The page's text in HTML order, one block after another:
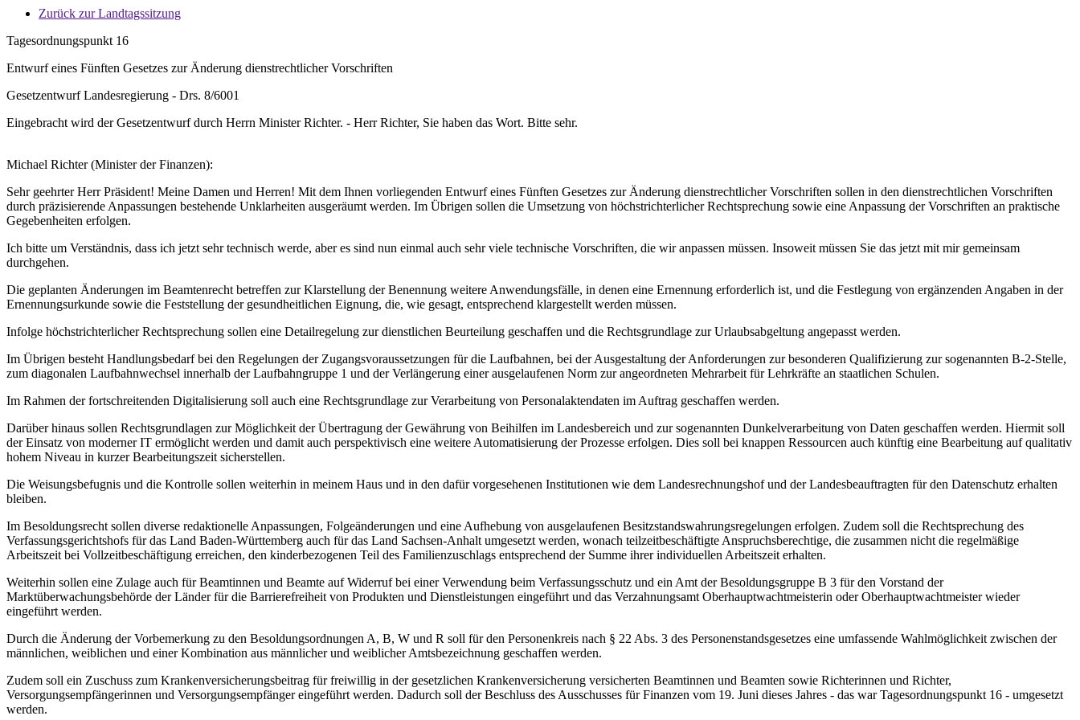
Zurück zur Landtagssitzung
Tagesordnungspunkt 16
Entwurf eines Fünften Gesetzes zur Änderung dienstrechtlicher Vorschriften
Gesetzentwurf Landesregierung - Drs. 8/6001
Eingebracht wird der Gesetzentwurf durch Herrn Minister Richter. - Herr Richter, Sie haben das Wort. Bitte sehr.
Michael Richter (Minister der Finanzen):
Sehr geehrter Herr Präsident! Meine Damen und Herren! Mit dem Ihnen vorliegenden Entwurf eines Fünften Gesetzes zur Änderung dienstrechtlicher Vorschriften sollen in den dienstrechtlichen Vorschriften
durch präzisierende Anpassungen bestehende Unklarheiten ausgeräumt werden. Im Übrigen sollen die Umsetzung von höchstrichterlicher Rechtsprechung sowie eine Anpassung der Vorschriften an praktische
Gegebenheiten erfolgen.
Ich bitte um Verständnis, dass ich jetzt sehr technisch werde, aber es sind nun einmal auch sehr viele technische Vorschriften, die wir anpassen müssen. Insoweit müssen Sie das jetzt mit mir gemeinsam
durchgehen.
Die geplanten Änderungen im Beamtenrecht betreffen zur Klarstellung der Benennung weitere Anwendungsfälle, in denen eine Ernennung erforderlich ist, und die Festlegung von ergänzenden Angaben in der
Ernennungsurkunde sowie die Feststellung der gesundheitlichen Eignung, die, wie gesagt, entsprechend klargestellt werden müssen.
Infolge höchstrichterlicher Rechtsprechung sollen eine Detailregelung zur dienstlichen Beurteilung geschaffen und die Rechtsgrundlage zur Urlaubsabgeltung angepasst werden.
Im Übrigen besteht Handlungsbedarf bei den Regelungen der Zugangsvoraussetzungen für die Laufbahnen, bei der Ausgestaltung der Anforderungen zur besonderen Qualifizierung zur sogenannten B-2-Stelle,
zum diagonalen Laufbahnwechsel innerhalb der Laufbahngruppe 1 und der Verlängerung einer ausgelaufenen Norm zur angeordneten Mehrarbeit für Lehrkräfte an staatlichen Schulen.
Im Rahmen der fortschreitenden Digitalisierung soll auch eine Rechtsgrundlage zur Verarbeitung von Personalaktendaten im Auftrag geschaffen werden.
Darüber hinaus sollen Rechtsgrundlagen zur Möglichkeit der Übertragung der Gewährung von Beihilfen im Landesbereich und zur sogenannten Dunkelverarbeitung von Daten geschaffen werden. Hiermit soll
der Einsatz von moderner IT ermöglicht werden und damit auch perspektivisch eine weitere Automatisierung der Prozesse erfolgen. Dies soll bei knappen Ressourcen auch künftig eine Bearbeitung auf qualitativ
hohem Niveau in kurzer Bearbeitungszeit sicherstellen.
Die Weisungsbefugnis und die Kontrolle sollen weiterhin in meinem Haus und in den dafür vorgesehenen Institutionen wie dem Landesrechnungshof und der Landesbeauftragten für den Datenschutz erhalten
bleiben.
Im Besoldungsrecht sollen diverse redaktionelle Anpassungen, Folgeänderungen und eine Aufhebung von ausgelaufenen Besitzstandswahrungsregelungen erfolgen. Zudem soll die Rechtsprechung des
Verfassungsgerichtshofs für das Land Baden-Württemberg auch für das Land Sachsen-Anhalt umgesetzt werden, wonach teilzeitbeschäftigte Anspruchsberechtige, die zusammen nicht die regelmäßige
Arbeitszeit bei Vollzeitbeschäftigung erreichen, den kinderbezogenen Teil des Familienzuschlags entsprechend der Summe ihrer individuellen Arbeitszeit erhalten.
Weiterhin sollen eine Zulage auch für Beamtinnen und Beamte auf Widerruf bei einer Verwendung beim Verfassungsschutz und ein Amt der Besoldungsgruppe B 3 für den Vorstand der
Marktüberwachungsbehörde der Länder für die Barrierefreiheit von Produkten und Dienstleistungen eingeführt und das Verzahnungsamt Oberhauptwachtmeisterin oder Oberhauptwachtmeister wieder
eingeführt werden.
Durch die Änderung der Vorbemerkung zu den Besoldungsordnungen A, B, W und R soll für den Personenkreis nach § 22 Abs. 3 des Personenstandsgesetzes eine umfassende Wahlmöglichkeit zwischen der
männlichen, weiblichen und einer Kombination aus männlicher und weiblicher Amtsbezeichnung geschaffen werden.
Zudem soll ein Zuschuss zum Krankenversicherungsbeitrag für freiwillig in der gesetzlichen Krankenversicherung versicherten Beamtinnen und Beamten sowie Richterinnen und Richter,
Versorgungsempfängerinnen und Versorgungsempfänger eingeführt werden. Dadurch soll der Beschluss des Ausschusses für Finanzen vom 19. Juni dieses Jahres - das war Tagesordnungspunkt 16 - umgesetzt
werden.